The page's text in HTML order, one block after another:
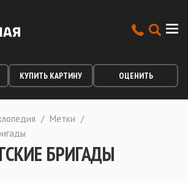
КУПИТЬ КАРТИНУ ОЦЕНИТЬ
/ Метки /
БРИГАДЫ